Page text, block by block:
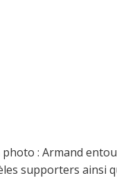
photo : Armand
supporters ainsi